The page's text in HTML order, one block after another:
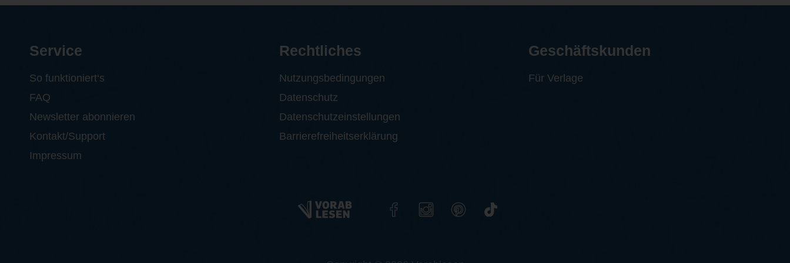
Service
So funktioniert‘s
FAQ
Newsletter abonnieren
Kontakt/Support
Impressum
Rechtliches
Nutzungsbedingungen
Datenschutz
Datenschutzeinstellungen
Barrierefreiheitserklärung
Geschäftskunden
Für Verlage